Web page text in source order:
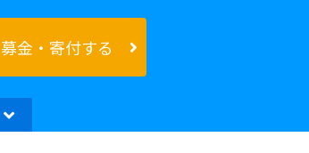
募金・寄付する